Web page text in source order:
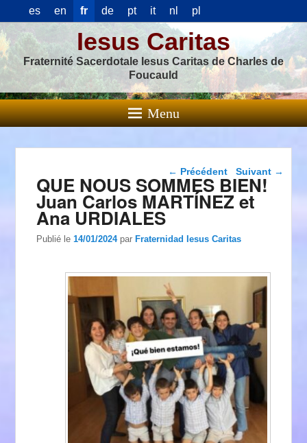
es en fr de pt it nl pl
Iesus Caritas
Fraternité Sacerdotale Iesus Caritas de Charles de
Foucauld
Menu
Navigation dans les
articles
← Précédent Suivant →
QUE NOUS SOMMES BIEN!
Juan Carlos MARTÍNEZ et
Ana URDIALES
Publié le14/01/2024 parFraternidad Iesus Caritas